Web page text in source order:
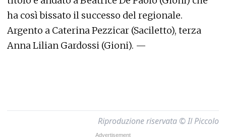
ha così bissato il successo del regionale.
Argento a Caterina Pezzicar (Saciletto), terza
Anna Lilian Gardossi (Gioni). —
Riproduzione riservata © Il Piccolo